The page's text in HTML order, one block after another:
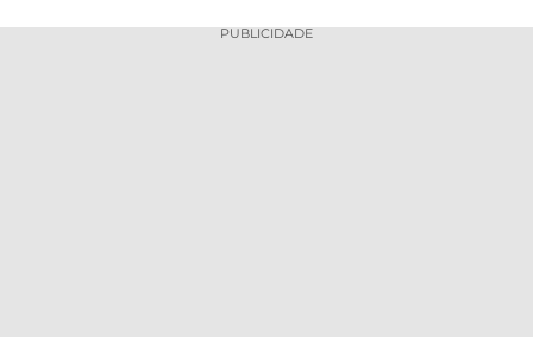
PUBLICIDADE